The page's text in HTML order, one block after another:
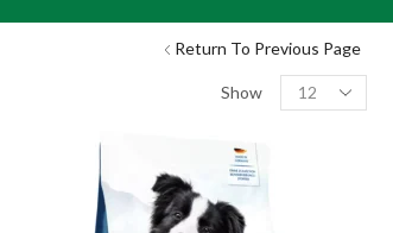
Return To Previous Page
Show
Products
per